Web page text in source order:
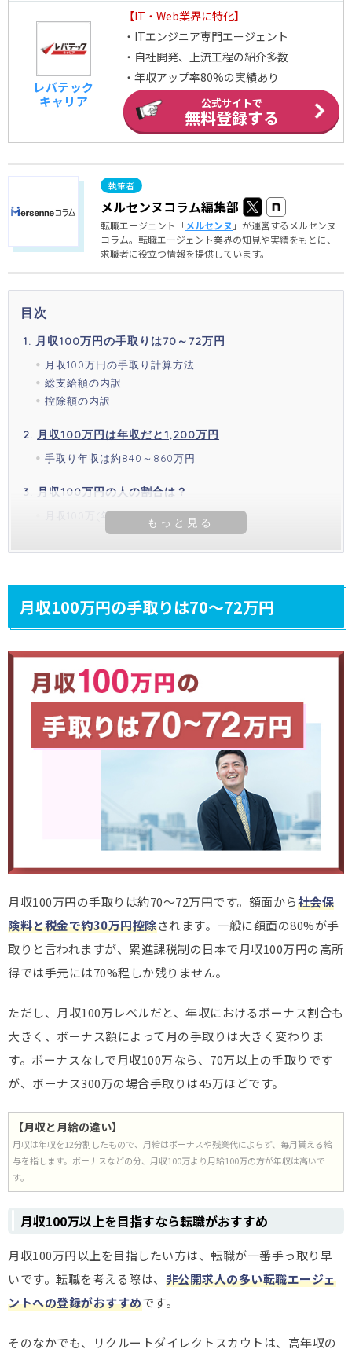
レバテック
キャリア
【IT・Web業界に特化】
・ITエンジニア専門エージェント
・自社開発、上流工程の紹介多数
・年収アップ率80%の実績あり
公式サイトで
無料登録する
メルセンヌコラム編集部
転職エージェント「メルセンヌ 」が運営するメルセンヌ
コラム。転職エージェント業界の知見や実績をもとに、
求職者に役立つ情報を提供しています。
目次
月収100万円の手取りは70～72万円
月収100万円の手取り計算方法
総支給額の内訳
控除額の内訳
月収100万円は年収だと1,200万円
手取り年収は約840～860万円
月収100万円の人の割合は？
月収100万(年収1200万)以上は6.2%
月収100万円の手取りは70～72万円
月収100万円の手取りは約70～72万円です。額面から社会保
険料と税金で約30万円控除されます。一般に額面の80%が手
取りと言われますが、累進課税制の日本で月収100万円の高所
得では手元には70%程しか残りません。
ただし、月収100万レベルだと、年収におけるボーナス割合も
大きく、ボーナス額によって月の手取りは大きく変わりま
す。ボーナスなしで月収100万なら、70万以上の手取りです
が、ボーナス300万の場合手取りは45万ほどです。
【月収と月給の違い】
月収は年収を12分割したもので、月給はボーナスや残業代によらず、毎月貰える給
与を指します。ボーナスなどの分、月収100万より月給100万の方が年収は高いで
す。
月収100万以上を目指すなら転職がおすすめ
月収100万円以上を目指したい方は、転職が一番手っ取り早
いです。転職を考える際は、 非公開求人の多い転職エージェ
ントへの登録がおすすめです。
そのなかでも、リクルートダイレクトスカウトは、高年収の